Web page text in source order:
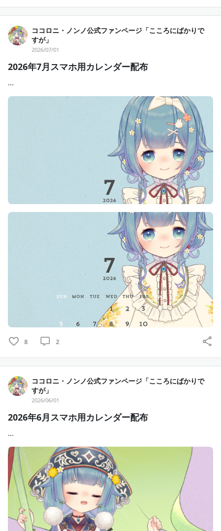
ココロニ・ノンノ公式ファンページ「こころにばかりで
すが」
2026/07/01
2026年7月スマホ用カレンダー配布
...
8 2
ココロニ・ノンノ公式ファンページ「こころにばかりで
すが」
2026/06/01
2026年6月スマホ用カレンダー配布
...